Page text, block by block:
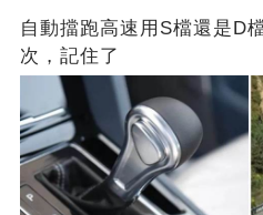
自動擋跑高速用S檔還是D
次，記住了